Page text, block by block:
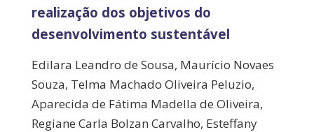
realização dos objetivos do
desenvolvimento sustentável
Edilara Leandro de Sousa, Maurício Novaes
Souza, Telma Machado Oliveira Peluzio,
Aparecida de Fátima Madella de Oliveira,
Regiane Carla Bolzan Carvalho, Esteffany